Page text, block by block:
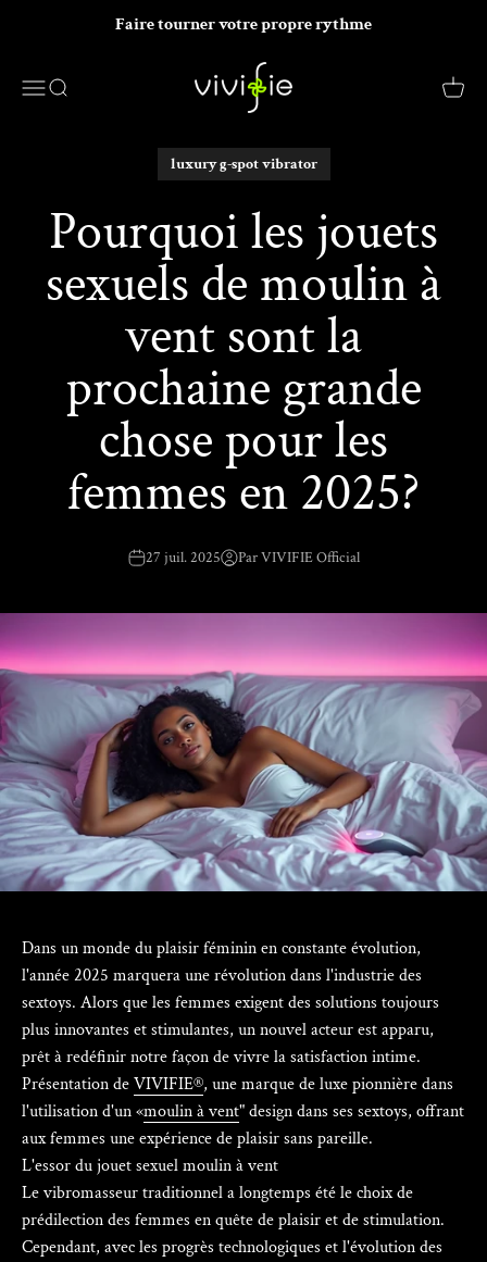
Faire tourner votre propre rythme
MenuRecherche
VIVIFIE Official
Panier
luxury g-spot vibrator
Pourquoi les jouets
sexuels de moulin à
vent sont la
prochaine grande
chose pour les
femmes en 2025?
27 juil. 2025 Par VIVIFIE Official
Dans un monde du plaisir féminin en constante évolution,
l'année 2025 marquera une révolution dans l'industrie des
sextoys. Alors que les femmes exigent des solutions toujours
plus innovantes et stimulantes, un nouvel acteur est apparu,
prêt à redéfinir notre façon de vivre la satisfaction intime.
Présentation deVIVIFIE®, une marque de luxe pionnière dans
l'utilisation d'un «moulin à vent" design dans ses sextoys, offrant
aux femmes une expérience de plaisir sans pareille.
L'essor du jouet sexuel moulin à vent
Le vibromasseur traditionnel a longtemps été le choix de
prédilection des femmes en quête de plaisir et de stimulation.
Cependant, avec les progrès technologiques et l'évolution des